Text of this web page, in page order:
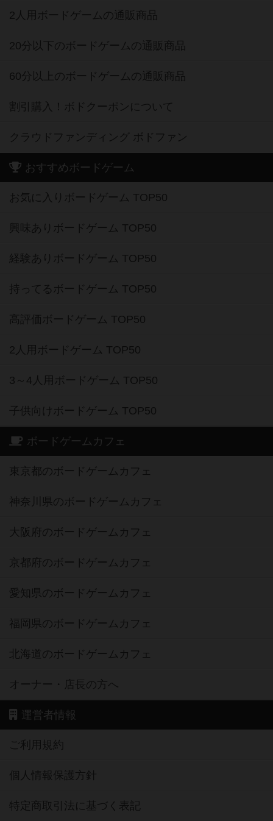
2人用ボードゲームの通販商品
20分以下のボードゲームの通販商品
60分以上のボードゲームの通販商品
割引購入！ボドクーポンについて
クラウドファンディング ボドファン
おすすめボードゲーム
お気に入りボードゲーム TOP50
興味ありボードゲーム TOP50
経験ありボードゲーム TOP50
持ってるボードゲーム TOP50
高評価ボードゲーム TOP50
2人用ボードゲーム TOP50
3～4人用ボードゲーム TOP50
子供向けボードゲーム TOP50
ボードゲームカフェ
東京都のボードゲームカフェ
神奈川県のボードゲームカフェ
大阪府のボードゲームカフェ
京都府のボードゲームカフェ
愛知県のボードゲームカフェ
福岡県のボードゲームカフェ
北海道のボードゲームカフェ
オーナー・店長の方へ
運営者情報
ご利用規約
個人情報保護方針
特定商取引法に基づく表記